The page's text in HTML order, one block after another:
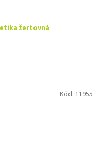
žertovná
Kód: 11955